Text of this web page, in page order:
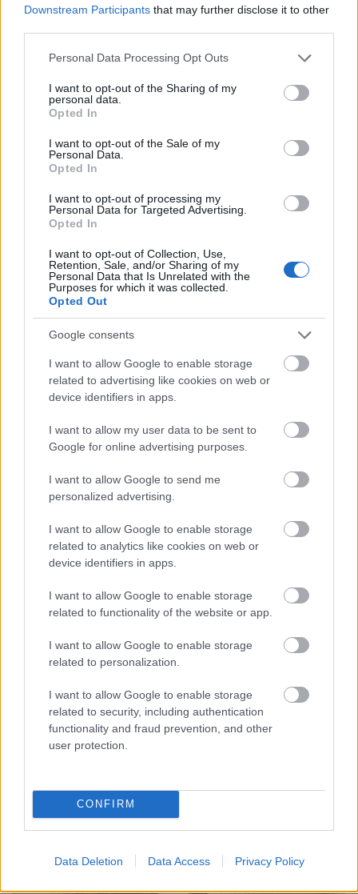
Downstream Participants that may further disclose it to other
Please note that this website/app uses one or more Google
not limited to your visit or usage behaviour. You may click to
grant or deny consent to Google and its third-party tags to
use your data for below specified purposes in below Google
consent section.
Personal Data Processing Opt Outs
I want to opt-out of the Sharing of my
personal data.
Opted In
I want to opt-out of the Sale of my
Personal Data.
Opted In
I want to opt-out of processing my
Personal Data for Targeted Advertising.
Opted In
I want to opt-out of Collection, Use,
Retention, Sale, and/or Sharing of my
Personal Data that Is Unrelated with the
Purposes for which it was collected.
Opted Out
Google consents
I want to allow Google to enable storage
related to advertising like cookies on web or
device identifiers in apps.
I want to allow my user data to be sent to
Google for online advertising purposes.
I want to allow Google to send me
personalized advertising.
I want to allow Google to enable storage
related to analytics like cookies on web or
device identifiers in apps.
I want to allow Google to enable storage
related to functionality of the website or app.
I want to allow Google to enable storage
related to personalization.
I want to allow Google to enable storage
related to security, including authentication
functionality and fraud prevention, and other
user protection.
CONFIRM
Data Deletion Data Access Privacy Policy
Januári események
RóbertKatalin• 2019. január 15.
is lehet találkozni velem. Lássuk a részleteket!
Megállni és visszanézni – 2018 végén
RóbertKatalin• 2018. december 30.
Nem mondhatnám, hogy rendszeres évértékelő
lennék, legalábbis nem blogon, mert azért a
december végi, januári eleji időszakban szoktam